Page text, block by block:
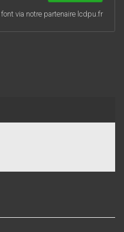
via notre partenaire lcdpu.fr